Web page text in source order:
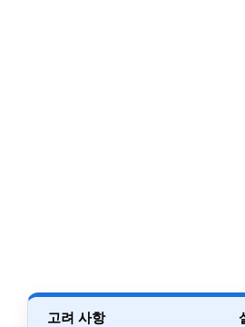
고려 사항